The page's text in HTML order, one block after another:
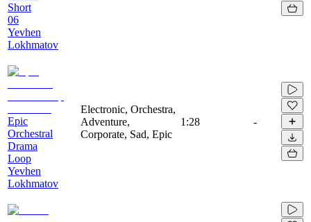
Short
06
Yevhen
Lokhmatov
Epic
Orchestral
Drama
Loop
Yevhen
Lokhmatov
Electronic, Orchestra,
Adventure,
Corporate, Sad, Epic
1:28 -